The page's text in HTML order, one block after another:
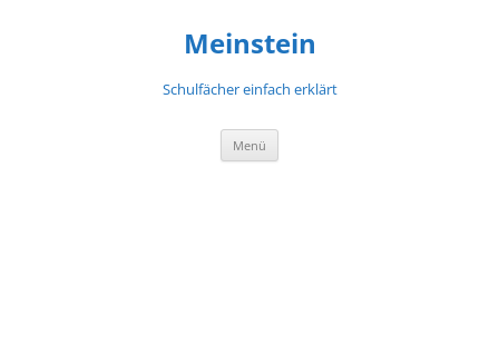
Meinstein
Schulfächer einfach erklärt
Menü